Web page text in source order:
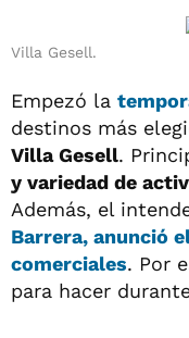
Villa Gesell.
Empezó la
destinos más
Villa Gesell.
y variedad de
Además, el
Barrera, anunció
comerciales. Por
para hacer